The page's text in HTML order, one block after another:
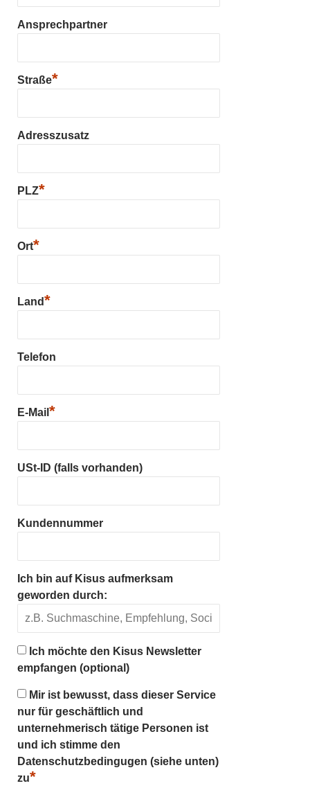
Ansprechpartner
Straße*
Adresszusatz
PLZ*
Ort*
Land*
Telefon
E-Mail *
USt-ID (falls vorhanden)
Kundennummer
Ich bin auf Kisus aufmerksam
geworden durch:
Ich möchte den Kisus Newsletter
empfangen (optional)
Mir ist bewusst, dass dieser Service
nur für geschäftlich und
unternehmerisch tätige Personen ist
und ich stimme den
Datenschutzbedingugen (siehe unten)
zu*